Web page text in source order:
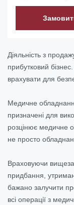
Діяльність з
прибутковий
врахувати для
Медичне
призначені для
розцінює медичне
не просто
Враховуючи
придбання,
бажано залучити
всі операції з